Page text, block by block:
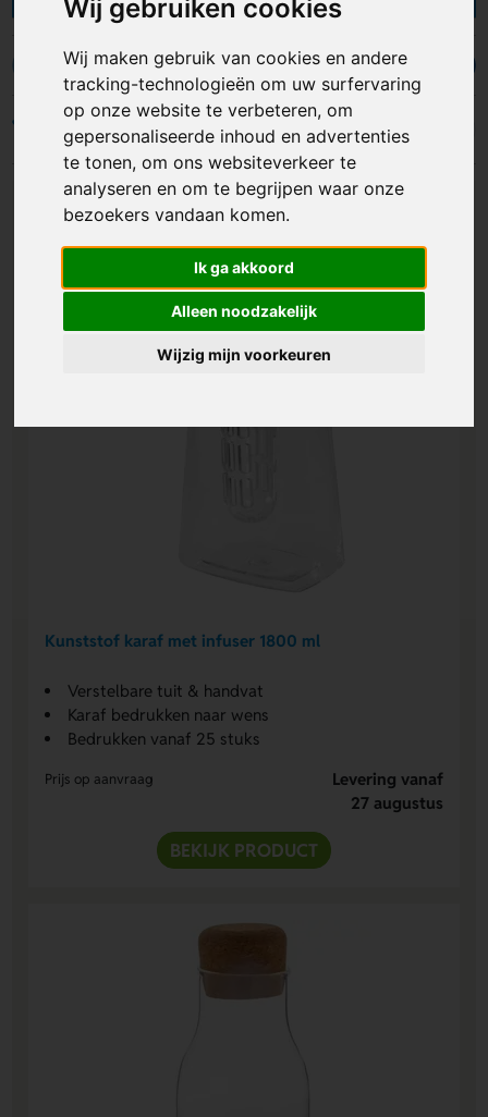
Wij gebruiken cookies
Wij maken gebruik van cookies en andere
tracking-technologieën om uw surfervaring
op onze website te verbeteren, om
gepersonaliseerde inhoud en advertenties
te tonen, om ons websiteverkeer te
analyseren en om te begrijpen waar onze
bezoekers vandaan komen.
Ik ga akkoord
Alleen noodzakelijk
Wijzig mijn voorkeuren
mogelijkheden of lees de onderstaande tekst
Bierglazen Wijnglazen Champagne glazen
Filters
Kunststof karaf met infuser 1800 ml
Verstelbare tuit & handvat
Karaf bedrukken naar wens
Bedrukken vanaf 25 stuks
Prijs op aanvraag
Levering vanaf
27 augustus
BEKIJK PRODUCT